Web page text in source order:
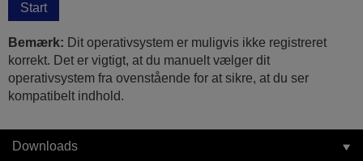
Start
Bemærk: Dit operativsystem er muligvis ikke registreret
korrekt. Det er vigtigt, at du manuelt vælger dit
operativsystem fra ovenstående for at sikre, at du ser
kompatibelt indhold.
Downloads